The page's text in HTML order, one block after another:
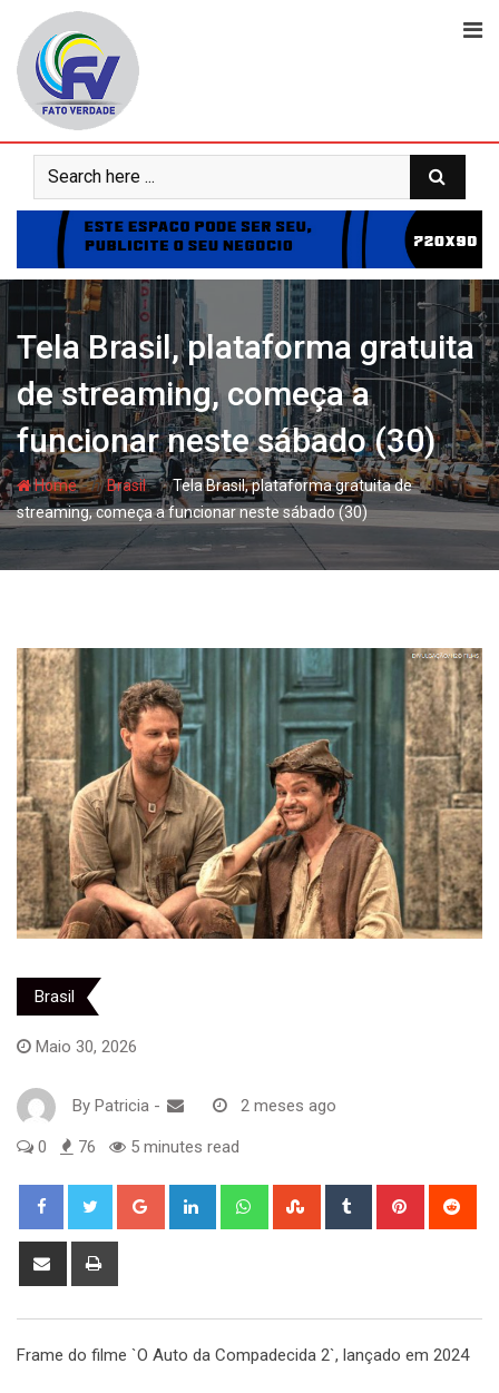
content
Tela Brasil, plataforma gratuita
de streaming, começa a
funcionar neste sábado (30)
Home- hjBrasil- hjTela Brasil, plataforma gratuita de
streaming, começa a funcionar neste sábado (30)
Brasil
Maio 30, 2026
By Patricia - 2 meses ago
0 76 5 minutes read
Google+ LinkedIn WhatsappStumbleUpon
Tumblr Pinterest
Share
Frame do filme `O Auto da Compadecida 2`, lançado em 2024